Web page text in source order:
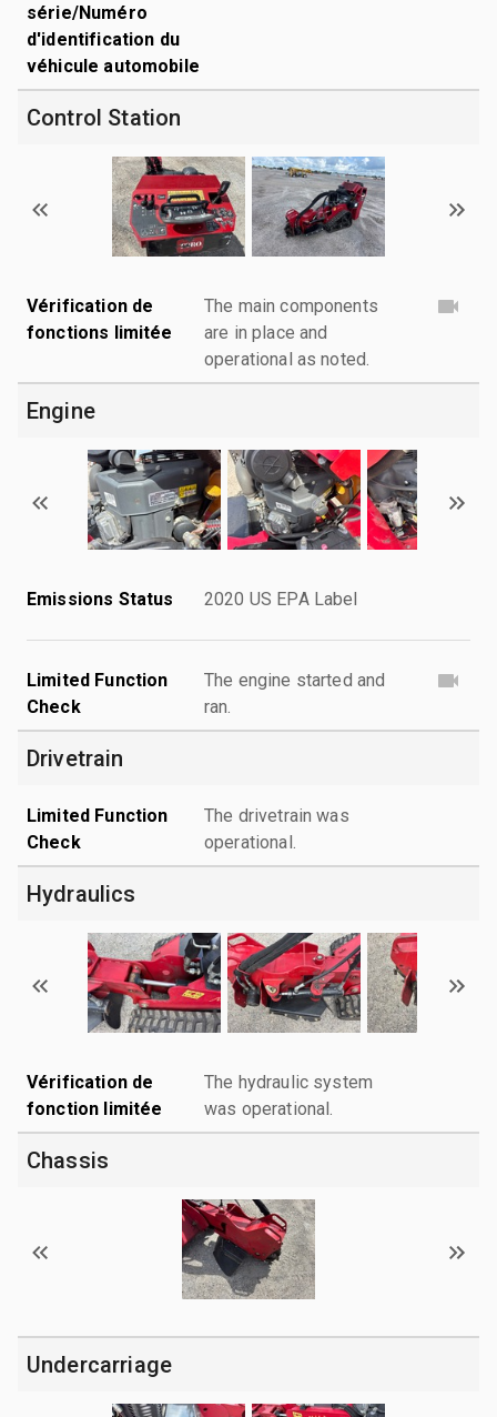
série/Numéro
d'identification du
véhicule automobile
Control Station
Vérification de
fonctions limitée
The main components
are in place and
operational as noted.
Engine
Emissions Status 2020 US EPA Label
Limited Function
Check
The engine started and
ran.
Drivetrain
Limited Function
Check
The drivetrain was
operational.
Hydraulics
Vérification de
fonction limitée
The hydraulic system
was operational.
Chassis
Undercarriage